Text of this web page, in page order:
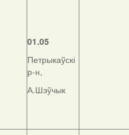
01.05
Петрыкаўскі
р-н,
А.Шэўчык